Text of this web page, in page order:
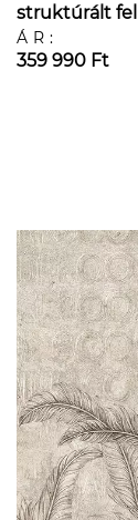
struktúrált
ÁR:
359 990 Ft